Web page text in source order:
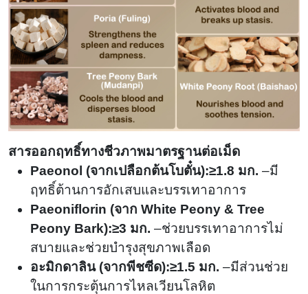
สารออกฤทธิ์ทางชีวภาพมาตรฐานต่อเม็ด
Paeonol (จากเปลือกต้นโบตั๋น):≥1.8 มก. –มี
ฤทธิ์ต้านการอักเสบและบรรเทาอาการ
Paeoniflorin (จาก White Peony & Tree
Peony Bark):≥3 มก. –ช่วยบรรเทาอาการไม่
สบายและช่วยบำรุงสุขภาพเลือด
อะมิกดาลิน (จากพีชซีด):≥1.5 มก. –มีส่วนช่วย
ในการกระตุ้นการไหลเวียนโลหิต